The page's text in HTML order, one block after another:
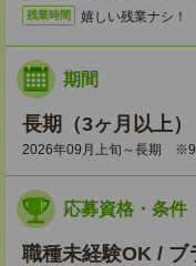
残業時間 嬉しい残業ナシ！
期間
長期（3ヶ月以上）
2026年09月上旬～長期 ※9
応募資格・条件
職種未経験OK / ブ